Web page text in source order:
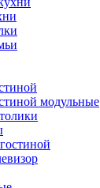
модульные